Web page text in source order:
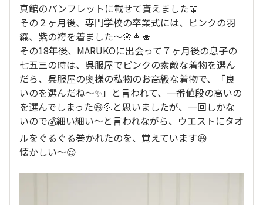
真館のパンフレットに載せて貰えました📖
その２ヶ月後、専門学校の卒業式には、ピンクの羽
織、紫の袴を着ました～🌸👩‍🎓
その18年後、MARUKOに出会って７ヶ月後の息子の
七五三の時は、呉服屋でピンクの素敵な着物を選ん
だら、呉服屋の奧様の私物のお高級な着物で、「良
いのを選んだね～✨」と言われて、一番値段の高いの
を選んでしまった😄💦と思いましたが、一回しかな
いので💰️細い細い～と言われながら、ウエストにタオ
ルをぐるぐる巻かれたのを、覚えています😆
懐かしい～😌